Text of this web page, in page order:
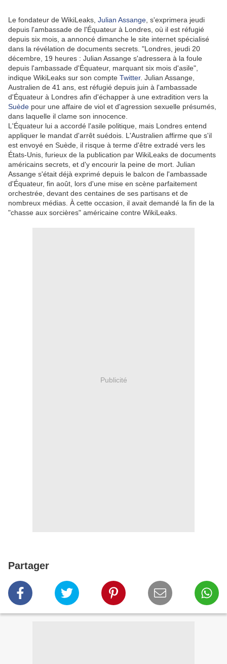
Le fondateur de WikiLeaks, Julian Assange , s'exprimera jeudi
depuis l'ambassade de l'Équateur à Londres, où il est réfugié
depuis six mois, a annoncé dimanche le site internet spécialisé
dans la révélation de documents secrets. "Londres, jeudi 20
décembre, 19 heures : Julian Assange s'adressera à la foule
depuis l'ambassade d'Équateur, marquant six mois d'asile",
indique WikiLeaks sur son compte Twitter. Julian Assange,
Australien de 41 ans, est réfugié depuis juin à l'ambassade
d'Équateur à Londres afin d'échapper à une extradition vers la
Suède pour une affaire de viol et d'agression sexuelle présumés,
dans laquelle il clame son innocence.
L'Équateur lui a accordé l'asile politique, mais Londres entend
appliquer le mandat d'arrêt suédois. L'Australien affirme que s'il
est envoyé en Suède, il risque à terme d'être extradé vers les
États-Unis, furieux de la publication par WikiLeaks de documents
américains secrets, et d'y encourir la peine de mort. Julian
Assange s'était déjà exprimé depuis le balcon de l'ambassade
d'Équateur, fin août, lors d'une mise en scène parfaitement
orchestrée, devant des centaines de ses partisans et de
nombreux médias. À cette occasion, il avait demandé la fin de la
"chasse aux sorcières" américaine contre WikiLeaks.
Publicité
Partager